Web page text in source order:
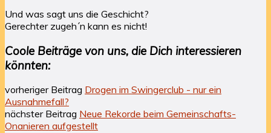
Und was sagt uns die Geschicht?
Gerechter zugeh´n kann es nicht!
Coole Beiträge von uns, die Dich interessieren
könnten:
vorheriger Beitrag Drogen im Swingerclub - nur ein
Ausnahmefall?
nächster Beitrag Neue Rekorde beim Gemeinschafts-
Onanieren aufgestellt